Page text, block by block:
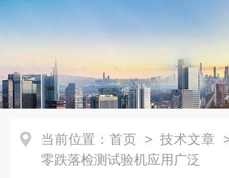
当前位置： 首页 > 技术文章
零跌落检测试验机应用广泛